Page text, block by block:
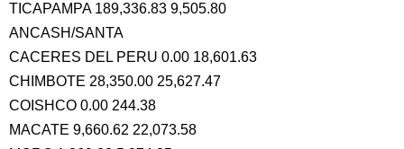
TICAPAMPA 189,336.83 9,505.80
ANCASH/SANTA
CACERES DEL PERU 0.00 18,601.63
CHIMBOTE 28,350.00 25,627.47
COISHCO 0.00 244.38
MACATE 9,660.62 22,073.58